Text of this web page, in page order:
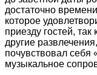
достаточно
которое
приезду гостей,
другие
почувствовал себя
музыкальное